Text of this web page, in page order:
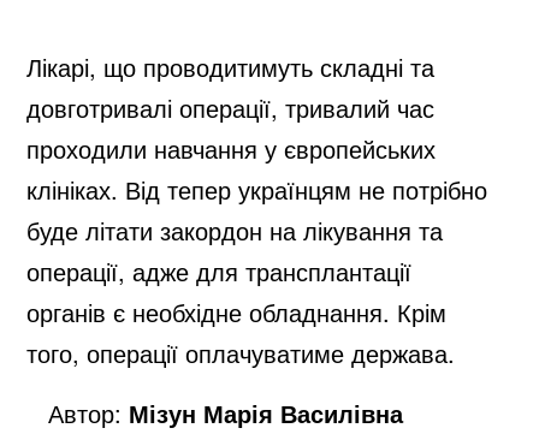
Лікарі, що проводитимуть складні та
довготривалі операції, тривалий час
проходили навчання у європейських
клініках. Від тепер українцям не потрібно
буде літати закордон на лікування та
операції, адже для трансплантації
органів є необхідне обладнання. Крім
того, операції оплачуватиме держава.
Автор: Мізун Марія Василівна